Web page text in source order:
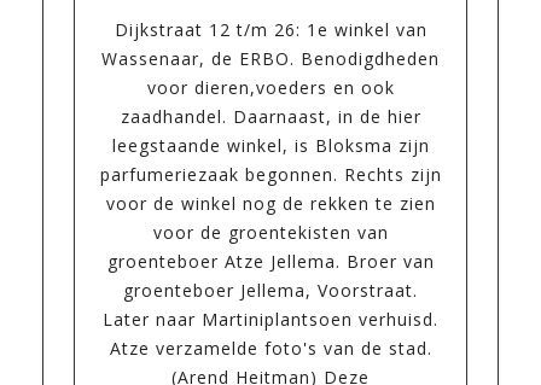
Dijkstraat 12 t/m 26: 1e winkel van
Wassenaar, de ERBO. Benodigdheden
voor dieren,voeders en ook
zaadhandel. Daarnaast, in de hier
leegstaande winkel, is Bloksma zijn
parfumeriezaak begonnen. Rechts zijn
voor de winkel nog de rekken te zien
voor de groentekisten van
groenteboer Atze Jellema. Broer van
groenteboer Jellema, Voorstraat.
Later naar Martiniplantsoen verhuisd.
Atze verzamelde foto's van de stad.
(Arend Heitman) Deze